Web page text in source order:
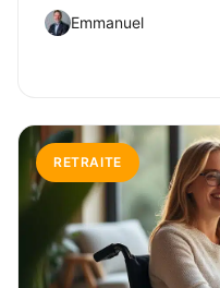
Emmanuel
RETRAITE